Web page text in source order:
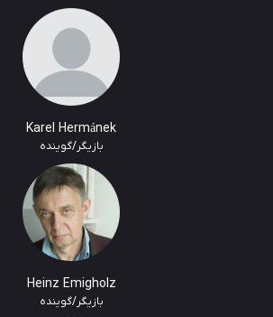
Karel Hermánek
بازیگر/گوینده
Heinz Emigholz
بازیگر/گوینده